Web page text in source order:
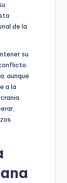
de la
su
aunque
a la